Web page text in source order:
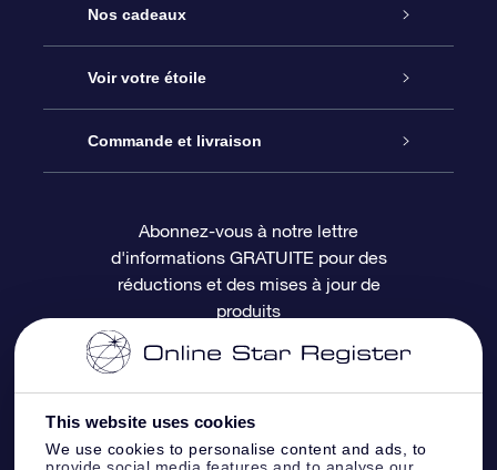
This website uses cookies
We use cookies to personalise content and ads, to
provide social media features and to analyse our
Service
À propos de l’OSR
Nous contacter
Questions fréquemment posées
Revues
Nos cadeaux
Cadeau d’étoile en ligne
Coffret cadeau OSR
Carte cadeau OSR
Voir votre étoile
Registre des étoiles
Page d’accueil personnalisée
Appli Voler vers les étoiles
Commande et livraison
Informations de paiement
Informations d’expédition
Politique de retour
Constellations
Abonnez-vous à notre lettre
d'informations GRATUITE pour des
réductions et des mises à jour de
produits